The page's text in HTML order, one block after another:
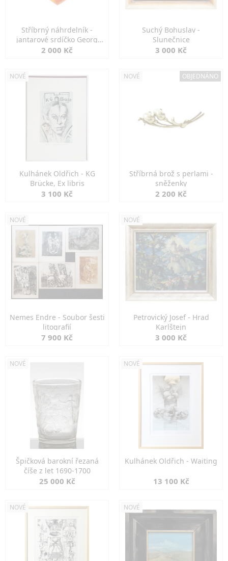
Stříbrný náhrdelník -
jantarové srdíčko Georg
Kramer
2 000 Kč
Suchý Bohuslav -
Slunečnice
3 000 Kč
NOVÉ
Kulhánek Oldřich - KG
Brücke, Ex libris
3 100 Kč
NOVÉ OBJEDNÁNO
Stříbrná brož s perlami -
sněženky
2 200 Kč
NOVÉ
Nemes Endre - Soubor šesti
litografií
7 900 Kč
NOVÉ
Petrovický Josef - Hrad
Karlštejn
3 000 Kč
NOVÉ
Špičková barokní řezaná
číše z let 1690-1700
25 000 Kč
NOVÉ
Kulhánek Oldřich - Waiting
13 100 Kč
NOVÉ NOVÉ